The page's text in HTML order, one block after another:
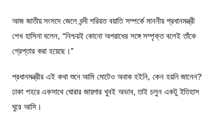
আজ জাতীয় সংসদে জেলে বন্দী শরিয়ত বয়াতি সম্পর্কে মাননীয় প্রধানমন্ত্রী
শেখ হাসিনা বলেন, “নিশ্চয়ই কোনো অপরাধের সঙ্গে সম্পৃক্ত বলেই তাঁকে
গ্রেপ্তার করা হয়েছে।”
প্রধানমন্ত্রীর এই কথা শুনে আমি মোটেও অবাক হইনি, কেন হয়নি জানেন?
ঢাকা শহরে একসাথে ঘোরার জায়গার খুবই অভাব, তাই চলুন একটু ইতিহাস
ঘুরে আসি।